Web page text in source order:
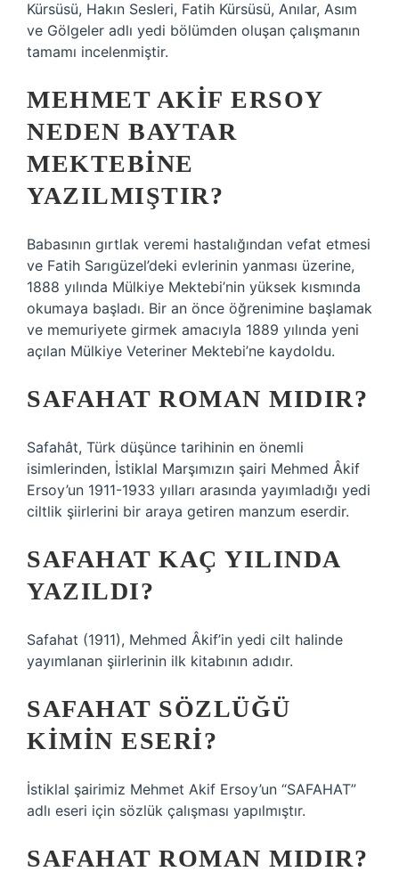
Kürsüsü, Hakın Sesleri, Fatih Kürsüsü, Anılar, Asım
ve Gölgeler adlı yedi bölümden oluşan çalışmanın
tamamı incelenmiştir.
MEHMET AKIF ERSOY
NEDEN BAYTAR
MEKTEBINE
YAZILMIŞTIR?
Babasının gırtlak veremi hastalığından vefat etmesi
ve Fatih Sarıgüzel’deki evlerinin yanması üzerine,
1888 yılında Mülkiye Mektebi’nin yüksek kısmında
okumaya başladı. Bir an önce öğrenimine başlamak
ve memuriyete girmek amacıyla 1889 yılında yeni
açılan Mülkiye Veteriner Mektebi’ne kaydoldu.
SAFAHAT ROMAN MIDIR?
Safahât, Türk düşünce tarihinin en önemli
isimlerinden, İstiklal Marşımızın şairi Mehmed Âkif
Ersoy’un 1911-1933 yılları arasında yayımladığı yedi
ciltlik şiirlerini bir araya getiren manzum eserdir.
SAFAHAT KAÇ YILINDA
YAZILDI?
Safahat (1911), Mehmed Âkif’in yedi cilt halinde
yayımlanan şiirlerinin ilk kitabının adıdır.
SAFAHAT SÖZLÜĞÜ
KIMIN ESERI?
İstiklal şairimiz Mehmet Akif Ersoy’un “SAFAHAT”
adlı eseri için sözlük çalışması yapılmıştır.
SAFAHAT ROMAN MIDIR?